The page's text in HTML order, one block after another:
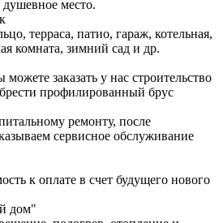
душевное место.
терраса, патио, гараж, котельная,
комната, зимний сад и др.
заказать у нас строительство
профилированный брус
ремонту, после
сервисное обслуживание
к оплате в счет будущего нового
дом"